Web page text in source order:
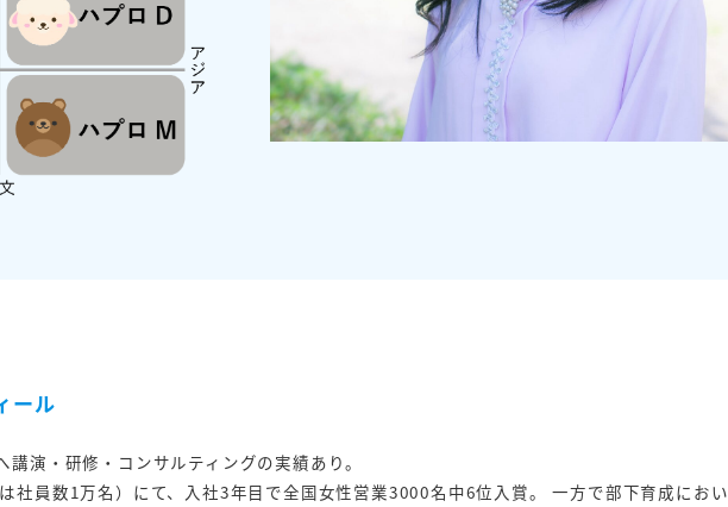
ール
演・研修・コンサルティングの実績あり。
社員数1万名）にて、入社3年目で全国女性営業3000名中6位入賞。 一方で部下育成におい